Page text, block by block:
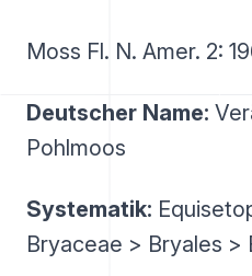
Moss Fl. N. Amer. 2:
Deutscher Name:
Pohlmoos
Systematik:
Bryaceae > Bryales >